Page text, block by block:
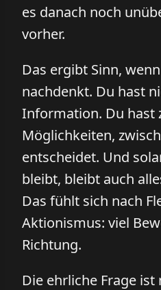
es danach noch
vorher.
Das ergibt Sinn,
nachdenkt. Du hast
Information. Du hast
Möglichkeiten,
entscheidet. Und
bleibt, bleibt auch
Das fühlt sich nach
Aktionismus: viel
Richtung.
Die ehrliche Frage